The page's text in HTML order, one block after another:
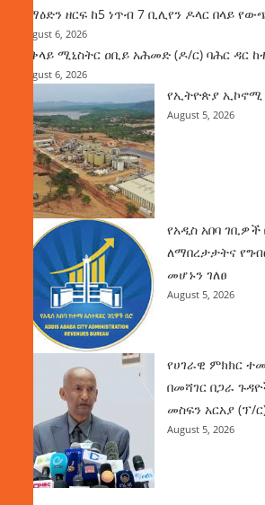
ከማዕድን ዘርፍ ከ5 ነጥብ 7 ቢሊየን ዶላር በላይ
August 6, 2026
ጠቅላይ ሚኒስትር ዐቢይ አሕመድ (ዶ/ር) ባሕር ዳር
August 6, 2026
የኢትዮጵያ ኢኮኖሚ
August 5, 2026
የአዲስ አበባ
ለማበረታታትና
መሆኑን ገለፀ
August 5, 2026
የሀገራዊ ምክክር
በመሻገር በጋራ
መስፍን አርአያ (ፕ/
August 5, 2026